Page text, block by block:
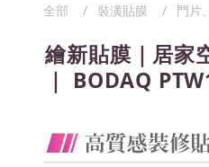
繪新貼膜｜居家
｜ BODAQ
全部 裝潢貼膜 門片